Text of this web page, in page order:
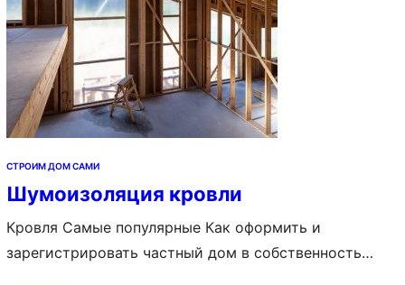
СТРОИМ ДОМ САМИ
Шумоизоляция кровли
Кровля Самые популярные Как оформить и
зарегистрировать частный дом в собственность